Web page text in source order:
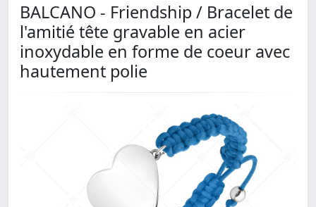
BALCANO - Friendship / Bracelet de
l'amitié tête gravable en acier
inoxydable en forme de coeur avec
hautement polie